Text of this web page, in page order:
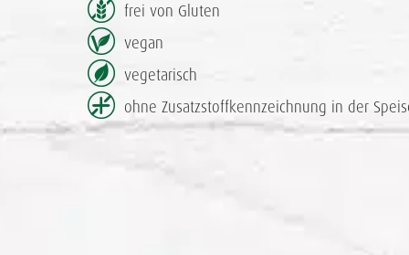
frei von Gluten
vegan
vegetarisch
ohne Zusatzstoff­kennzeichnung in der